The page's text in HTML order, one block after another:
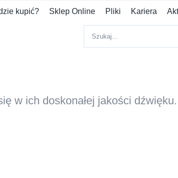
kupić? Sklep Online Pliki Kariera
w ich doskonałej jakości